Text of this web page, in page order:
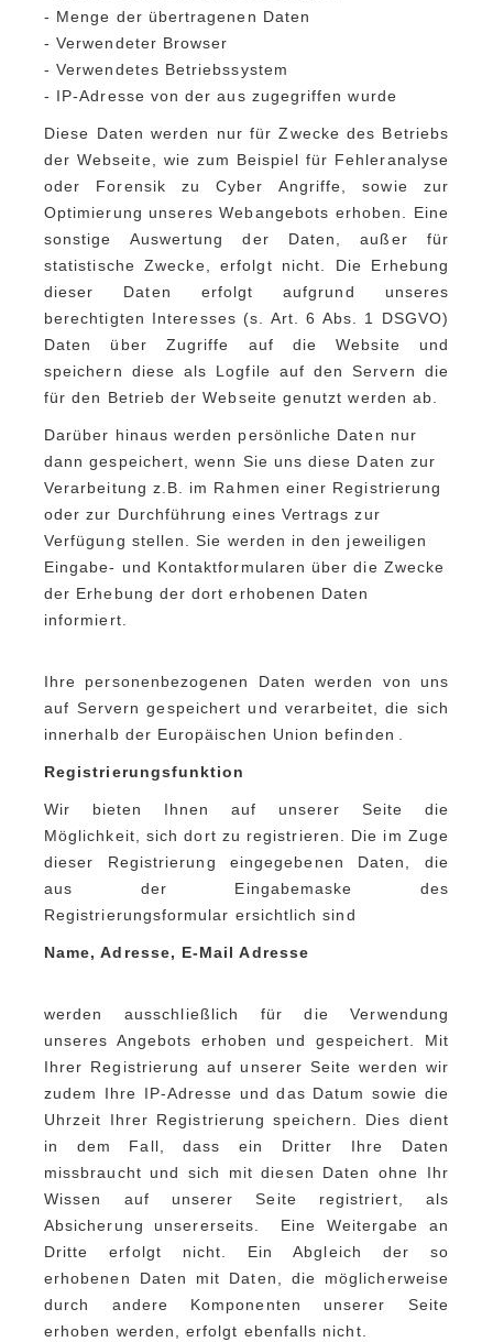
- Menge der übertragenen Daten
- Verwendeter Browser
- Verwendetes Betriebssystem
- IP-Adresse von der aus zugegriffen wurde
Diese Daten werden nur für Zwecke des Betriebs
der Webseite, wie zum Beispiel für Fehleranalyse
oder Forensik zu Cyber Angriffe, sowie zur
Optimierung unseres Webangebots erhoben. Eine
sonstige Auswertung der Daten, außer für
statistische Zwecke, erfolgt nicht. Die Erhebung
dieser Daten erfolgt aufgrund unseres
berechtigten Interesses (s. Art. 6 Abs. 1 DSGVO)
Daten über Zugriffe auf die Website und
speichern diese als Logfile auf den Servern die
für den Betrieb der Webseite genutzt werden ab.
Darüber hinaus werden persönliche Daten nur
dann gespeichert, wenn Sie uns diese Daten zur
Verarbeitung z.B. im Rahmen einer Registrierung
oder zur Durchführung eines Vertrags zur
Verfügung stellen. Sie werden in den jeweiligen
Eingabe- und Kontaktformularen über die Zwecke
der Erhebung der dort erhobenen Daten
informiert.
Ihre personenbezogenen Daten werden von uns
auf Servern gespeichert und verarbeitet, die sich
innerhalb der Europäischen Union befinden
Registrierungsfunktion
Wir bieten Ihnen auf unserer Seite die
Möglichkeit, sich dort zu registrieren. Die im Zuge
dieser Registrierung eingegebenen Daten, die
aus der Eingabemaske des
Registrierungsformular ersichtlich sind
Name, Adresse, E-Mail Adresse
werden ausschließlich für die Verwendung
unseres Angebots erhoben und gespeichert. Mit
Ihrer Registrierung auf unserer Seite werden wir
zudem Ihre IP-Adresse und das Datum sowie die
Uhrzeit Ihrer Registrierung speichern. Dies dient
in dem Fall, dass ein Dritter Ihre Daten
missbraucht und sich mit diesen Daten ohne Ihr
Wissen auf unserer Seite registriert, als
Absicherung unsererseits. Eine Weitergabe an
Dritte erfolgt nicht. Ein Abgleich der so
erhobenen Daten mit Daten, die möglicherweise
durch andere Komponenten unserer Seite
erhoben werden, erfolgt ebenfalls nicht.